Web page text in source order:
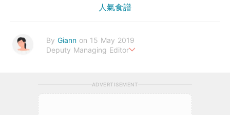
人氣食譜
By Giann on 15 May 2019
Deputy Managing Editor
ADVERTISEMENT